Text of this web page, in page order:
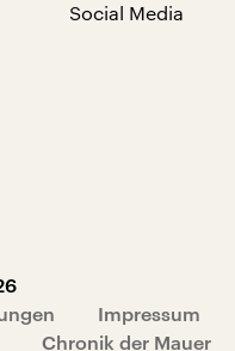
Social Media
Impressum
Chronik der Mauer